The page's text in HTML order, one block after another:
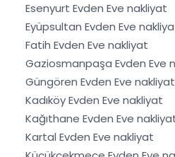
Esenyurt Evden Eve nakliyat
Eyüpsultan Evden Eve
Fatih Evden Eve nakliyat
Gaziosmanpaşa Evden Eve
Güngören Evden Eve nakliyat
Kadıköy Evden Eve nakliyat
Kağıthane Evden Eve
Kartal Evden Eve nakliyat